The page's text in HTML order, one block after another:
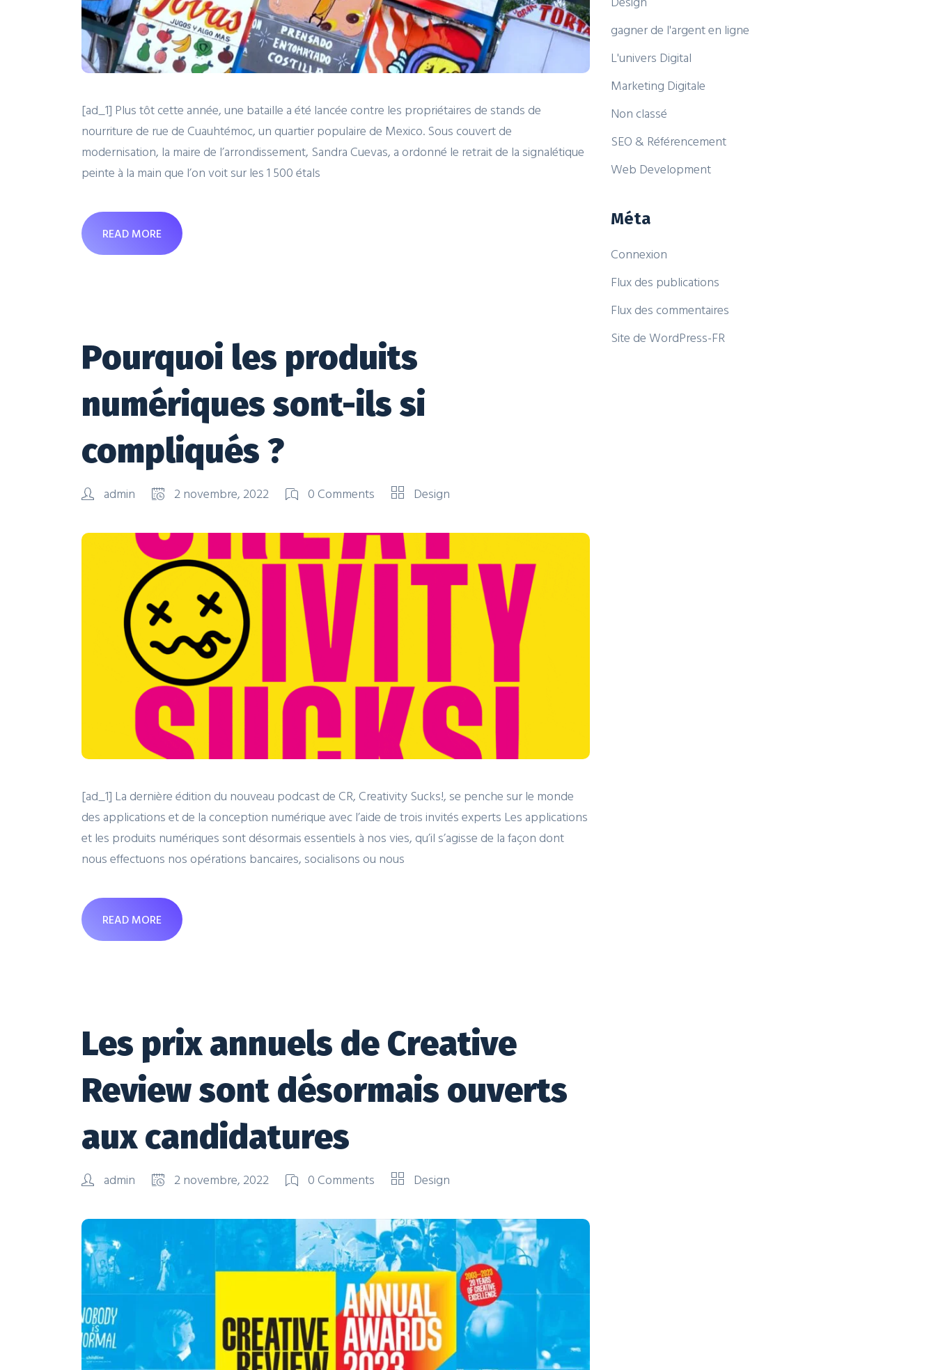
[ad_1] Plus tôt cette année, une bataille a été lancée contre les propriétaires de stands de
nourriture de rue de Cuauhtémoc, un quartier populaire de Mexico. Sous couvert de
modernisation, la maire de l’arrondissement, Sandra Cuevas, a ordonné le retrait de la signalétique
peinte à la main que l’on voit sur les 1 500 étals
READ MORE
Pourquoi les produits
numériques sont-ils si
compliqués ?
admin 2 novembre, 2022 0 Comments Design
[ad_1] La dernière édition du nouveau podcast de CR, Creativity Sucks!, se penche sur le monde
des applications et de la conception numérique avec l’aide de trois invités experts Les applications
et les produits numériques sont désormais essentiels à nos vies, qu’il s’agisse de la façon dont
nous effectuons nos opérations bancaires, socialisons ou nous
READ MORE
Les prix annuels de Creative
Review sont désormais ouverts
aux candidatures
admin 2 novembre, 2022 0 Comments Design
gagner de l'argent en ligne
L'univers Digital
Marketing Digitale
Non classé
SEO & Référencement
Web Development
Méta
Connexion
Flux des publications
Flux des commentaires
Site de WordPress-FR